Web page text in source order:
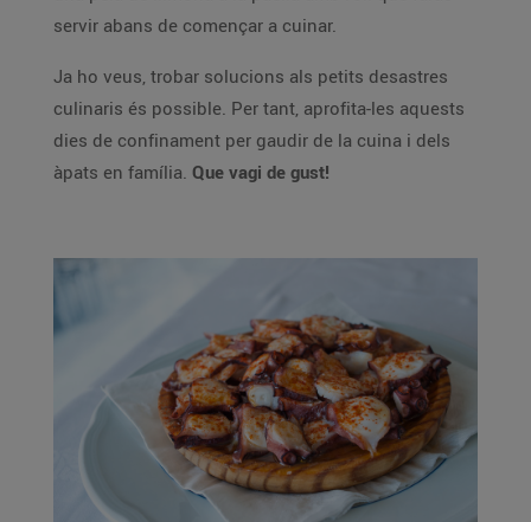
servir abans de començar a cuinar.
Ja ho veus, trobar solucions als petits desastres
culinaris és possible. Per tant, aprofita-les aquests
dies de confinament per gaudir de la cuina i dels
àpats en família. Que vagi de gust!